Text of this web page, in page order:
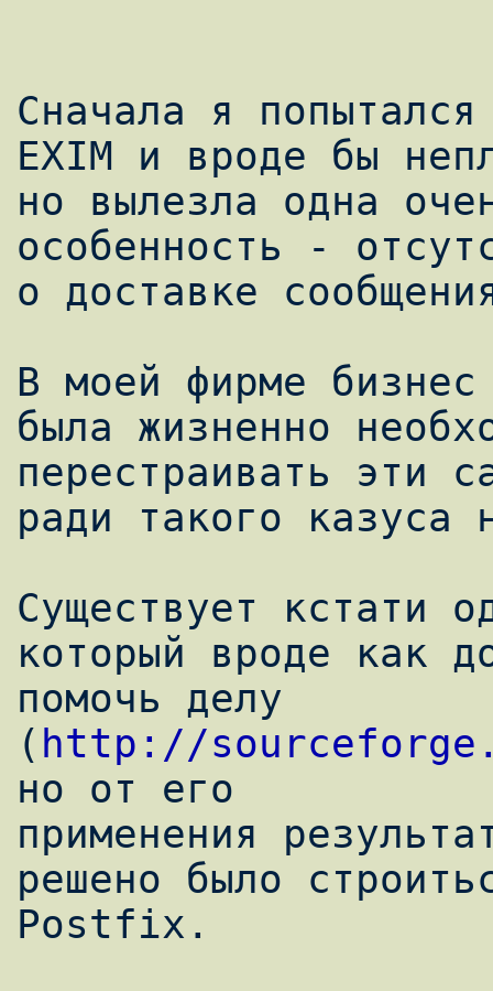
Сначала я
EXIM и вроде бы
но вылезла одна
особенность -
о доставке
В моей фирме
была жизненно
перестраивать эти
ради такого казуса
Существует кстати
который вроде как
помочь делу
( http://
но от его
применения
решено было
Postfix.